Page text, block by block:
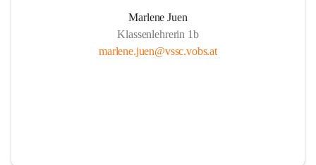
Marlene Juen
Klassenlehrerin 1b
marlene.juen@vssc.vobs.at